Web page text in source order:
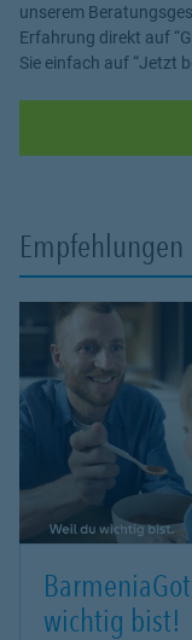
unserem
Erfahrung direkt auf
Sie einfach auf “Jetzt
Empfehlungen
wichtig bist!